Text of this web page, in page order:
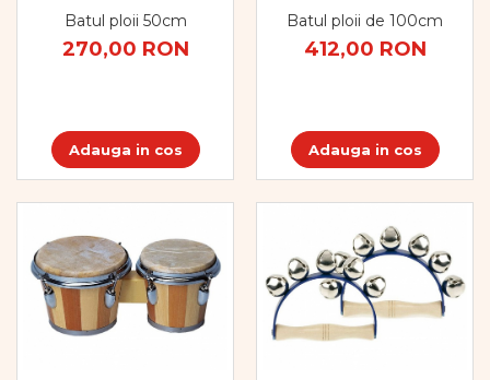
Batul ploii 50cm
270,00 RON
Adauga in cos
Batul ploii de 100cm
412,00 RON
Adauga in cos